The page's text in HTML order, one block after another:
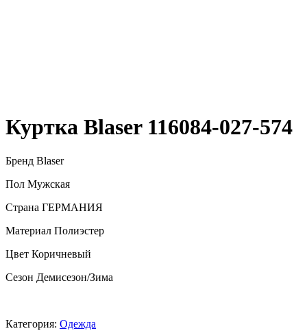
Куртка Blaser 116084-027-574
Бренд Blaser
Пол Мужская
Страна ГЕРМАНИЯ
Материал Полиэстер
Цвет Коричневый
Сезон Демисезон/Зима
Категория: Одежда